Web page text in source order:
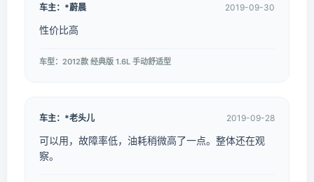
车主：*蔚晨 2019-09-30
性价比高
车型：2012款 经典版 1.6L 手动舒适型
车主：*老头儿 2019-09-28
可以用，故障率低，油耗稍微高了一点。整体还在观
察。